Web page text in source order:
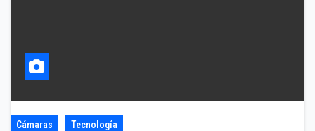
Cámaras Tecnología